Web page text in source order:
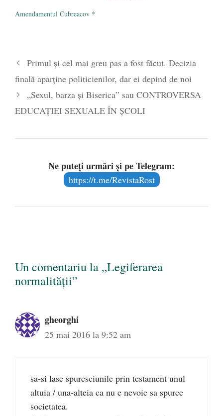
Amendamentul Cubreacov *
Primul și cel mai greu pas a fost făcut. Decizia
finală aparține politicienilor, dar ei depind de noi
„Sexul, barza și Biserica” sau CONTROVERSA
EDUCAȚIEI SEXUALE ÎN ȘCOLI
Ne puteți urmări și pe Telegram:
https://t.me/RevistaRost
Un comentariu la „Legiferarea
normalității”
gheorghi
25 mai 2016 la 9:52 am
sa-si lase spurcsciunile prin testament unul
altuia / una-alteia ca nu e nevoie sa spurce
societatea.